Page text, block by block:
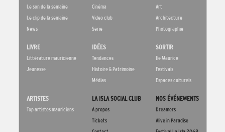
Le son de la semaine
Le clip de la semaine
News
Cinéma
Video club
Série
Art
Architecture
Photographie
LIVRE
Littérature mauricienne
Jeunesse
IDÉES
Tendances
Histoire & Patrimoine
Médias
SORTIR
Ile Maurice
Festivals
Espaces culturels
ARTISTES
Top artistes mauriciens
LA ISLA SOCIAL CLUB
A propos
Tickets
NOS ÉVÉNEMENTS
Dreamers
Alive in Paradise